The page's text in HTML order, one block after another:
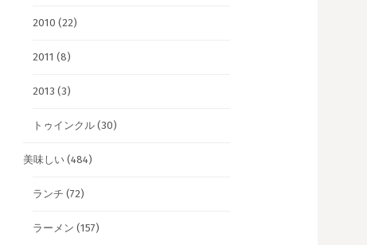
2010 (22)
2011 (8)
2013 (3)
トゥインクル (30)
美味しい (484)
ランチ (72)
ラーメン (157)